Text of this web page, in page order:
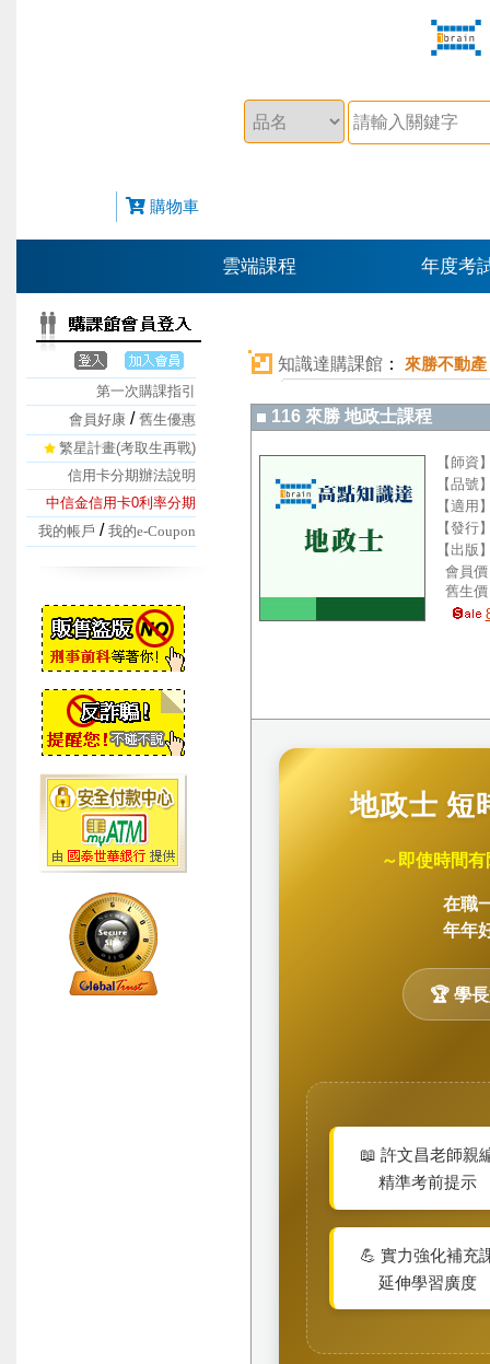
購物車
雲端課程 年度考
第一次購課指引
會員好康 / 舊生優惠
繁星計畫(考取生再戰)
信用卡分期辦法說明
中信金信用卡0利率分期
我的帳戶 / 我的e-Coupon
知識達購課館： 來勝不動產
116 來勝 地政士課程
【師資
【品號
【適用
【發行
【出版
會員價
舊生價
地政士 短
～即使時間
在職
年年
🏆 學
📖 許文昌老師親
精準考前提示
💪 實力強化補充
延伸學習廣度